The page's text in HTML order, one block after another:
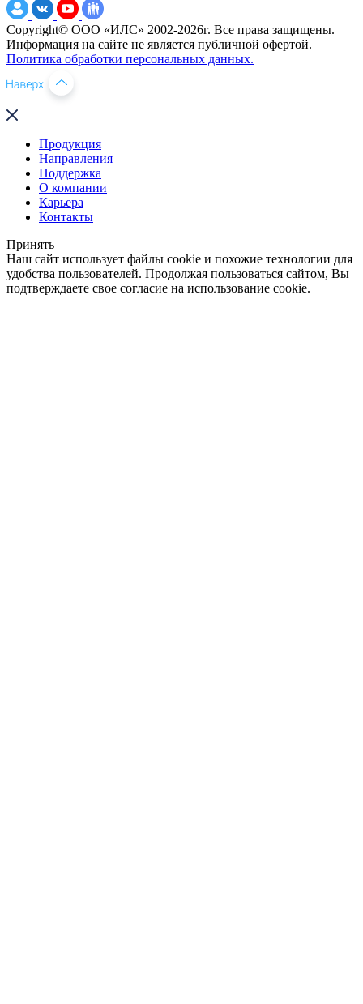
Copyright© ООО «ИЛС» 2002-2026г. Все права защищены.
Информация на сайте не является публичной офертой.
Политика обработки персональных данных.
Продукция
Направления
Поддержка
О компании
Карьера
Контакты
Принять
Наш сайт использует файлы cookie и похожие технологии для
удобства пользователей. Продолжая пользоваться сайтом, Вы
подтверждаете свое согласие на использование cookie.